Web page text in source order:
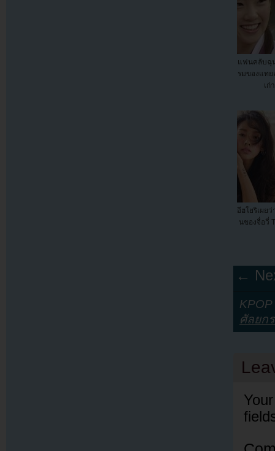
แฟนคลับฉุ
รมของแทย
เก่
อีฮโยริเผย
นของจื่อวี่
←
ศัลยก